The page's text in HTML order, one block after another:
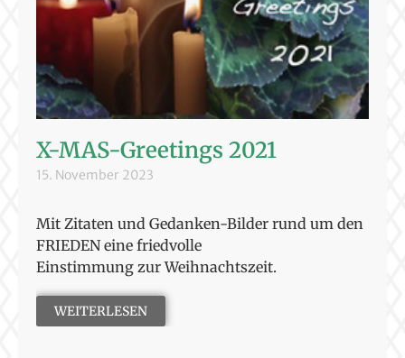
X-MAS-Greetings 2021
15. November 2023
Mit Zitaten und Gedanken-Bilder rund um den
FRIEDEN eine friedvolle
Einstimmung zur Weihnachtszeit.
WEITERLESEN